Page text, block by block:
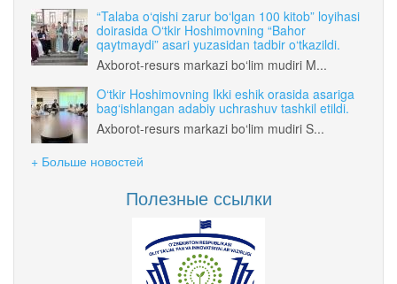
“Talaba o‘qishi zarur bo‘lgan 100 kitob” loyihasi
doirasida O‘tkir Hoshimovning “Bahor
qaytmaydi” asari yuzasidan tadbir o‘tkazildi.
Axborot-resurs markazi bo‘lim mudiri M...
O‘tkir Hoshimovning Ikki eshik orasida asariga
bag‘ishlangan adabiy uchrashuv tashkil etildi.
Axborot-resurs markazi bo‘lim mudiri S...
+ Больше новостей
Полезные ссылки